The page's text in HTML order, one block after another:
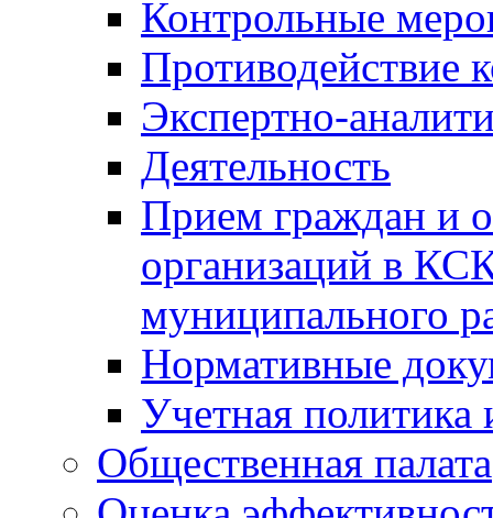
Контрольные
Противодействие
Экспертно-
Деятельность
Прием граждан и
организаций в
муниципального
Нормативные
Учетная политика
Общественная палата